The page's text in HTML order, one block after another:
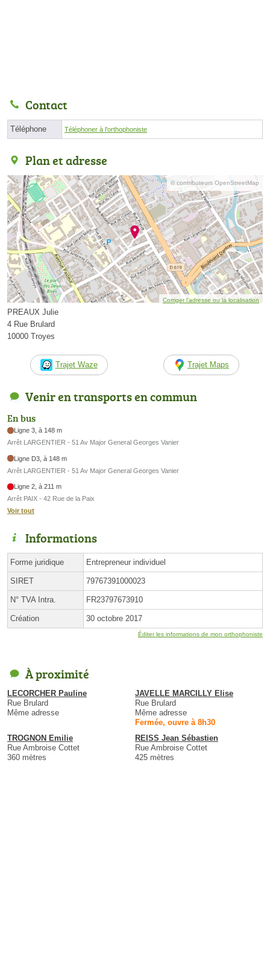
Contact
Téléphone Téléphoner à l'orthophoniste
Plan et adresse
© contributeurs OpenStreetMap
Corriger l’adresse ou la localisation
PREAUX Julie
4 Rue Brulard
10000 Troyes
Trajet Waze Trajet Maps
Venir en transports en commun
En bus
Ligne 3, à 148 m
Arrêt LARGENTIER - 51 Av Major General Georges Vanier
Ligne D3, à 148 m
Arrêt LARGENTIER - 51 Av Major General Georges Vanier
Ligne 2, à 211 m
Arrêt PAIX - 42 Rue de la Paix
Voir tout
Informations
Forme juridique Entrepreneur individuel
SIRET 79767391000023
N° TVA Intra. FR23797673910
Création 30 octobre 2017
Éditer les informations de mon orthophoniste
À proximité
LECORCHER Pauline
Rue Brulard
Même adresse
JAVELLE MARCILLY Elise
Rue Brulard
Même adresse
Fermée, ouvre à 8h30
TROGNON Emilie
Rue Ambroise Cottet
360 mètres
REISS Jean Sébastien
Rue Ambroise Cottet
425 mètres